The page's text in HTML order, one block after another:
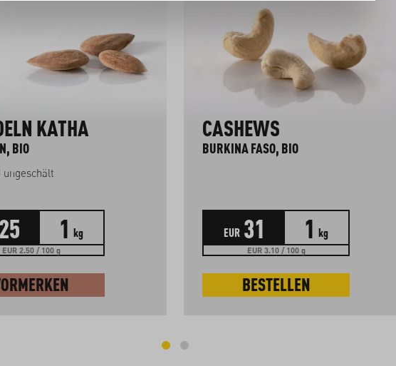
KATHA
BIO
ungeschält
25 1 kg
EUR 2.50 / 100 g
CASHEWS
BURKINA FASO, BIO
EUR 31 1 kg
EUR 3.10 / 100 g
BESTELLEN